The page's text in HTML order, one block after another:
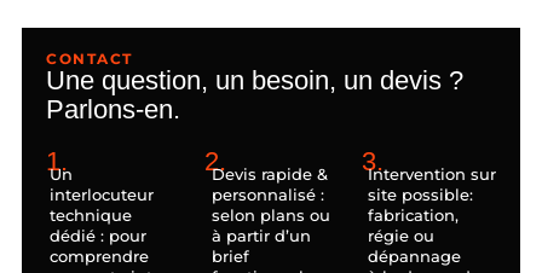
CONTACT
Une question, un besoin, un devis ?
Parlons-en.
1.
Un
interlocuteur
technique
dédié : pour
comprendre
2.
Devis rapide &
personnalisé :
selon plans ou
à partir d’un
brief
3.
Intervention sur
site possible:
fabrication,
régie ou
dépannage